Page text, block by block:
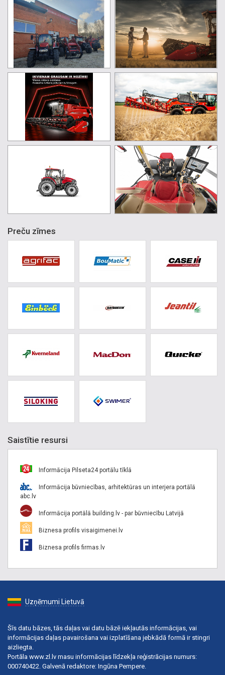
MICHELIN, Kleber, BKT, FIRESTON.
Preču zīmes
Saistītie resursi
Informācija Pilseta24 portālu tīklā
Informācija būvniecības, arhitektūras un interjera portālā
abc.lv
Informācija portālā building.lv - par būvniecību Latvijā
Biznesa profils visaigimenei.lv
Biznesa profils firmas.lv
Uzņēmumi Lietuvā
Šīs datu bāzes, tās daļas vai datu bāzē iekļautās informācijas, vai
informācijas daļas pavairošana vai izplatīšana jebkādā formā ir stingri
aizliegta.
Portāla www.zl.lv masu informācijas līdzekļa reģistrācijas numurs:
000740422. Galvenā redaktore: Ingūna Pempere.